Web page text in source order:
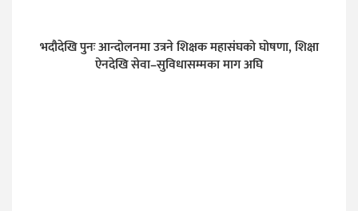
भदौदेखि पुनः आन्दोलनमा उत्रने शिक्षक महासंघको घोषणा, शिक्षा
ऐनदेखि सेवा–सुविधासम्मका माग अघि